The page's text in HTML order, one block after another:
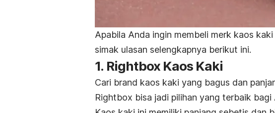
Apabila Anda ingin membeli merk kaos
simak ulasan selengkapnya berikut ini.
1. Rightbox Kaos Kaki
Cari brand kaos kaki yang bagus dan
Rightbox bisa jadi pilihan yang terbaik bagi